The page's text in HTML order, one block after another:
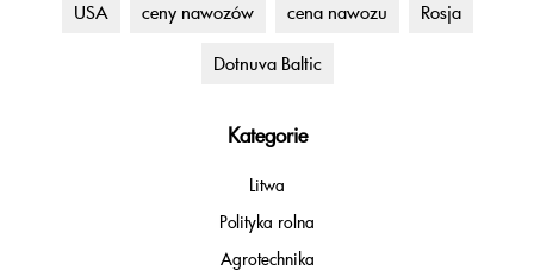
USA ceny nawozów cena nawozu Rosja
Dotnuva Baltic
Kategorie
Litwa
Polityka rolna
Agrotechnika